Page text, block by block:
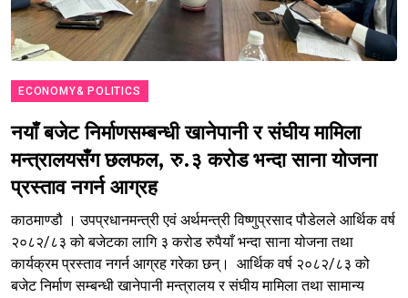
ECONOMY& POLITICS
नयाँ बजेट निर्माणसम्बन्धी खानेपानी र संघीय मामिला
मन्त्रालयसँग छलफल, रु.३ करोड भन्दा साना योजना
प्रस्ताव नगर्न आग्रह
काठमाण्डौ । उपप्रधानमन्त्री एवं अर्थमन्त्री विष्णुप्रसाद पौडेलले आर्थिक वर्ष
२०८२/८३ को बजेटका लागि ३ करोड रुपैयाँ भन्दा साना योजना तथा
कार्यक्रम प्रस्ताव नगर्न आग्रह गरेका छन्। आर्थिक वर्ष २०८२/८३ को
बजेट निर्माण सम्बन्धी खानेपानी मन्त्रालय र संघीय मामिला तथा सामान्य